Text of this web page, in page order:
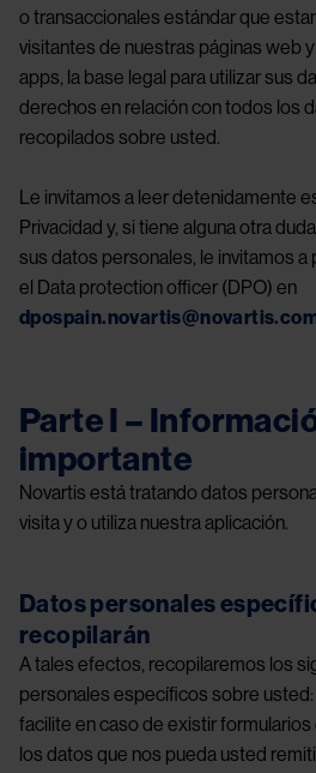
o transaccionales estándar que
visitantes de nuestras páginas web
apps, la base legal para utilizar sus
derechos en relación con todos los
recopilados sobre usted.
Le invitamos a leer detenidamente
Privacidad y, si tiene alguna otra
sus datos personales, le invitamos
el Data protection officer (DPO) en
Parte I –
importante
Novartis está tratando datos
visita y o utiliza nuestra aplicación.
Datos personales
recopilarán
A tales efectos, recopilaremos los
personales específicos sobre
facilite en caso de existir
los datos que nos pueda usted